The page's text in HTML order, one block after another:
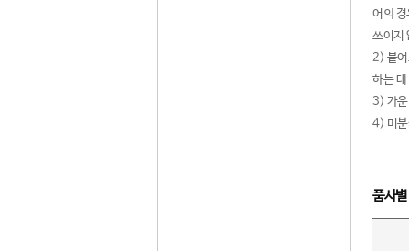
어의
쓰이지
2) 붙여
하는
3) 가운
4) 미분
품사